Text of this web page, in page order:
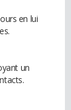
en lui
un